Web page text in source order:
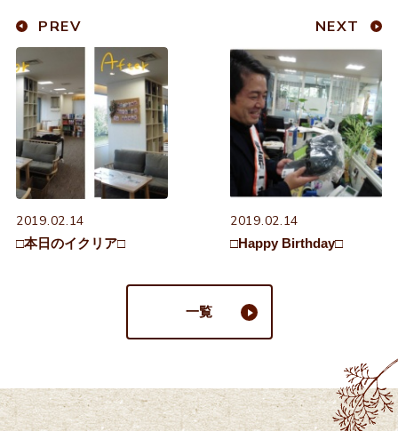
PREV
2019.02.14
□本日のイクリア□
NEXT
2019.02.14
□Happy Birthday□
一覧